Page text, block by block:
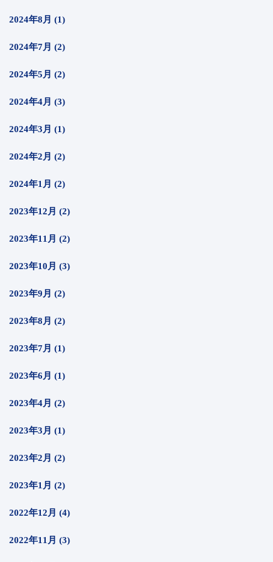
2024年8月 (1)
2024年7月 (2)
2024年5月 (2)
2024年4月 (3)
2024年3月 (1)
2024年2月 (2)
2024年1月 (2)
2023年12月 (2)
2023年11月 (2)
2023年10月 (3)
2023年9月 (2)
2023年8月 (2)
2023年7月 (1)
2023年6月 (1)
2023年4月 (2)
2023年3月 (1)
2023年2月 (2)
2023年1月 (2)
2022年12月 (4)
2022年11月 (3)